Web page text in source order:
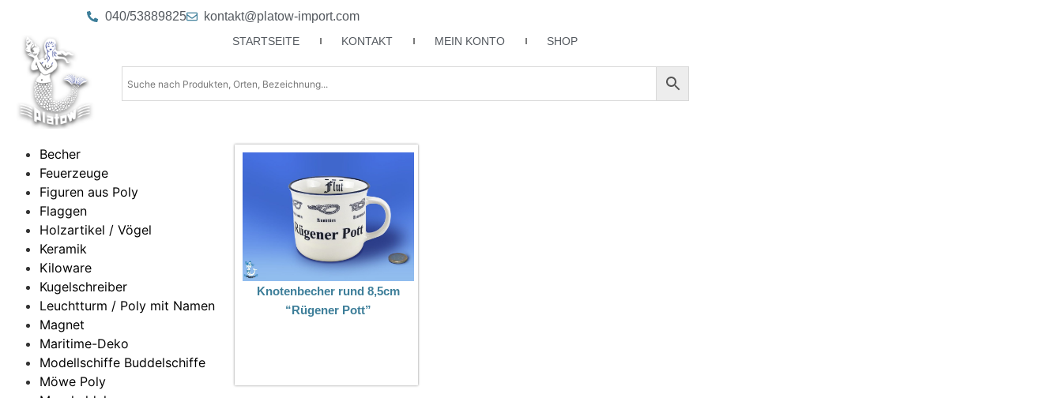
040/53889825 kontakt@platow-import.com
STARTSEITE KONTAKT MEIN KONTO SHOP
Becher
Feuerzeuge
Figuren aus Poly
Flaggen
Holzartikel / Vögel
Keramik
Kiloware
Kugelschreiber
Leuchtturm / Poly mit Namen
Magnet
Maritime-Deko
Modellschiffe Buddelschiffe
Möwe Poly
Knotenbecher rund 8,5cm
“Rügener Pott”